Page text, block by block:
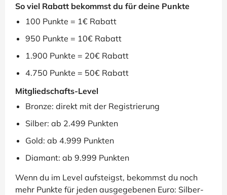
So viel Rabatt bekommst du für deine Punkte
100 Punkte = 1€ Rabatt
950 Punkte = 10€ Rabatt
1.900 Punkte = 20€ Rabatt
4.750 Punkte = 50€ Rabatt
Mitgliedschafts-Level
Bronze: direkt mit der Registrierung
Silber: ab 2.499 Punkten
Gold: ab 4.999 Punkten
Diamant: ab 9.999 Punkten
Wenn du im Level aufsteigst, bekommst du noch
mehr Punkte für jeden ausgegebenen Euro: Silber-